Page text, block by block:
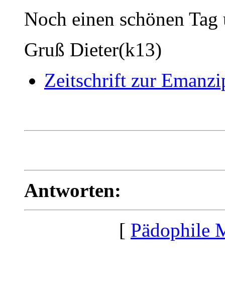
Noch einen schönen
Gruß Dieter(k13)
Zeitschrift zur
Antworten:
[ Pädophile